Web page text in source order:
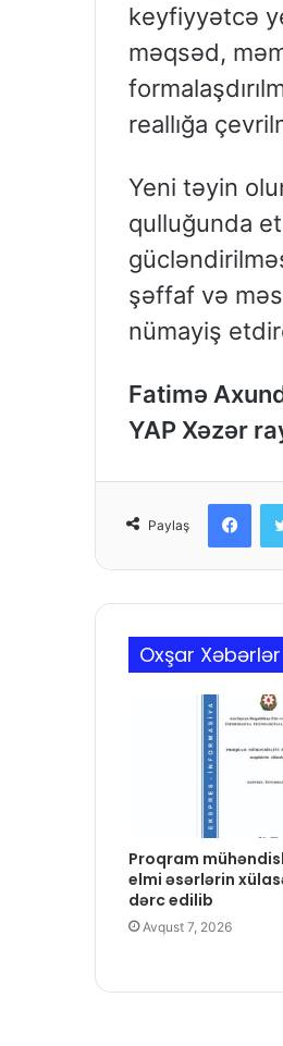
keyfiyyətcə
məqsəd,
reallığa
Yeni təyin
qulluğunda
şəffaf və
nümayiş
Fatimə
YAP Xəzər
Paylaş
Oxşar Xəbərlər
Proqram
elmi əsərlərin
dərc edilib
Avqust 7, 2026